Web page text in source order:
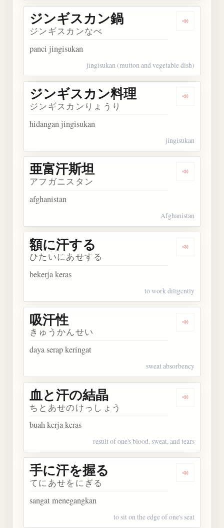
Dengarkan
ジンギスカン鍋
ジンギスカンなべ
panci jingisukan
jingisukan (mutton and vegetable dish)
Dengarkan
ジンギスカン料理
ジンギスカンりょうり
hidangan jingisukan
jingisukan
Dengarkan
亜富汗斯坦
アフガニスタン
afghanistan
Afghanistan
Dengarkan
額に汗する
ひたいにあせする
bekerja keras
to work diligently
Dengarkan
吸汗性
きゅうかんせい
daya serap keringat
sweat absorbency
Dengarkan
血と汗の結晶
ちとあせのけっしょう
buah kerja keras
result of one's blood, sweat, and tears
Dengarkan
手に汗を握る
てにあせをにぎる
sangat menegangkan
to sit on the edge of one's seat